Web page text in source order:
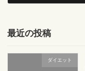
最近の投稿
ダイエット